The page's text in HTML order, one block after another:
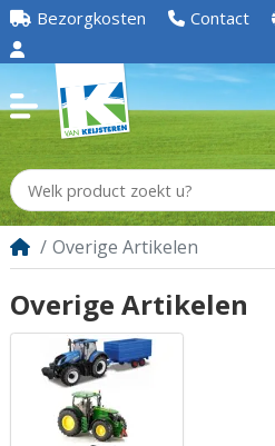
Bezorgkosten Contact
Overige Artikelen
Overige Artikelen